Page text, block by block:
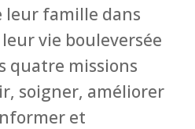
leur famille dans
vie bouleversée
quatre missions
soigner, améliorer
et